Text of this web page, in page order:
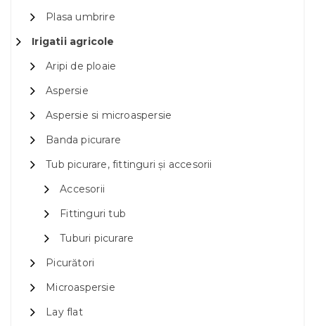
Plasa umbrire
Irigatii agricole
Aripi de ploaie
Aspersie
Aspersie si microaspersie
Banda picurare
Tub picurare, fittinguri și accesorii
Accesorii
Fittinguri tub
Tuburi picurare
Picurători
Microaspersie
Lay flat